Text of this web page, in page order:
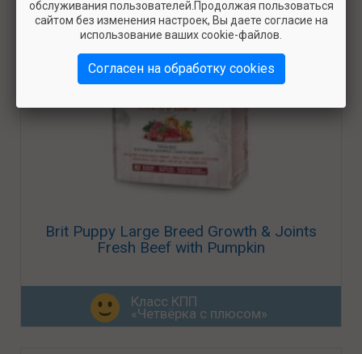
Brit Puppy Large Breed Growth & Joints
Fresh Beef with Pumpkin
Класс КПП
«Четвёрка с плюсом»
обслуживания пользователей.Продолжая пользоваться
сайтом без изменения настроек, Вы даете согласие на
использование ваших cookie-файлов.
Согласен на обработку cookies